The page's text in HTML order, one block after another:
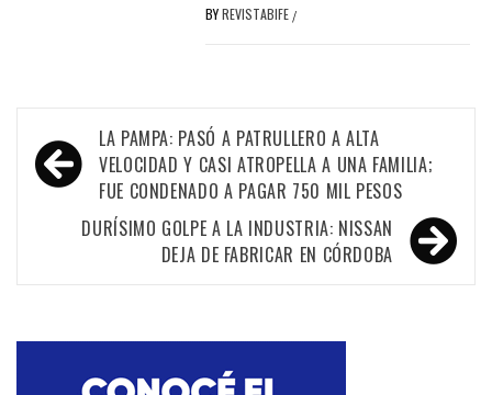
BYREVISTABIFE /
Navegación
de
entradas
LA PAMPA: PASÓ A PATRULLERO A ALTA
VELOCIDAD Y CASI ATROPELLA A UNA FAMILIA;
FUE CONDENADO A PAGAR 750 MIL PESOS
DURÍSIMO GOLPE A LA INDUSTRIA: NISSAN
DEJA DE FABRICAR EN CÓRDOBA